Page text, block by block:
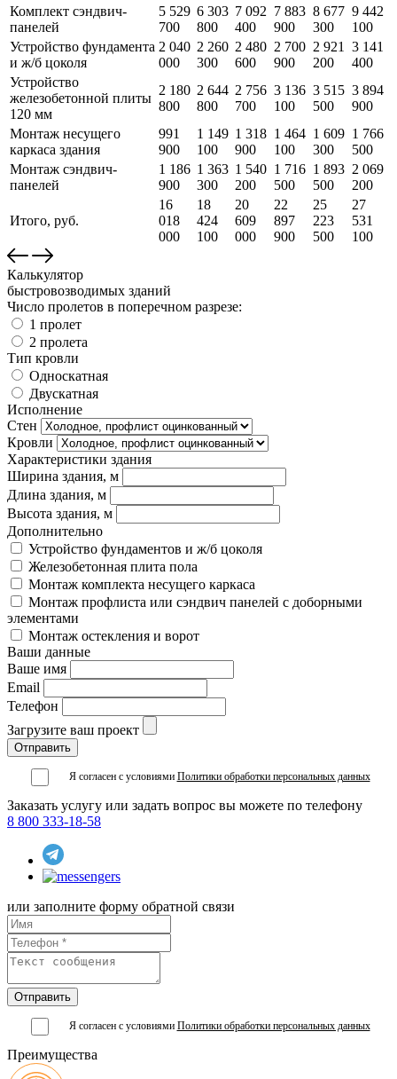
Комплект сэндвич-
панелей
5 529
700
6 303
800
7 092
400
7 883
900
8 677
300
9 442
100
Устройство фундамента
и ж/б цоколя
2 040
000
2 260
300
2 480
600
2 700
900
2 921
200
3 141
400
Устройство
железобетонной плиты
120 мм
2 180
800
2 644
800
2 756
700
3 136
100
3 515
500
3 894
900
Монтаж несущего
каркаса здания
991
900
1 149
100
1 318
900
1 464
100
1 609
300
1 766
500
Монтаж сэндвич-
панелей
1 186
900
1 363
300
1 540
200
1 716
500
1 893
500
2 069
200
Итого, руб.
16
018
000
18
424
100
20
609
000
22
897
900
25
223
500
27
531
100
Калькулятор
быстровозводимых зданий
Число пролетов в поперечном разрезе:
1 пролет
2 пролета
Тип кровли
Односкатная
Двускатная
Исполнение
Стен
Кровли
Характеристики здания
Ширина здания, м
Длина здания, м
Высота здания, м
Дополнительно
Устройство фундаментов и ж/б цоколя
Железобетонная плита пола
Монтаж комплекта несущего каркаса
Монтаж профлиста или сэндвич панелей с доборными
элементами
Монтаж остекления и ворот
Ваши данные
Ваше имя
Email
Телефон
Загрузите ваш проект
Я согласен с условиями Политики обработки персональных данных
Заказать услугу или задать вопрос вы можете по телефону
8 800 333-18-58
или заполните форму обратной связи
Я согласен с условиями Политики обработки персональных данных
Преимущества